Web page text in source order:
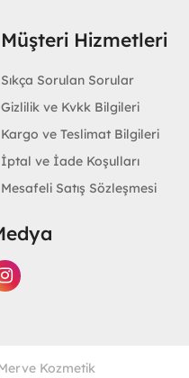
Müşteri Hizmetleri
Sıkça Sorulan Sorular
Gizlilik ve Kvkk Bilgileri
Kargo ve Teslimat Bilgileri
İptal ve İade Koşulları
Mesafeli Satış Sözleşmesi
Kozmetik